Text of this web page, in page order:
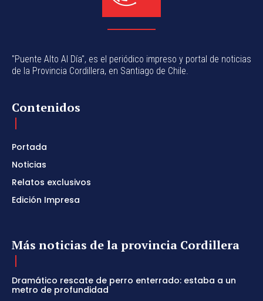
"Puente Alto Al Día", es el periódico impreso y portal de noticias
de la Provincia Cordillera, en Santiago de Chile.
Contenidos
Portada
Noticias
Relatos exclusivos
Edición Impresa
Más noticias de la provincia Cordillera
Dramático rescate de perro enterrado: estaba a un
metro de profundidad